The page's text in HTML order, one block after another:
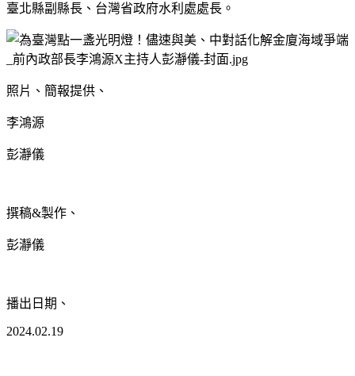
臺北縣副縣長、台灣省政府水利處處長。
照片、簡報提供、
李鴻源
彭瀞儀
撰稿&製作、
彭瀞儀
播出日期、
2024.02.19